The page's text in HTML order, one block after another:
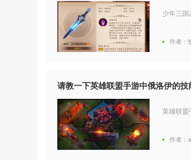
少年三
作者：
请教一下英雄联盟手游中俄洛伊的
英雄联盟
作者：